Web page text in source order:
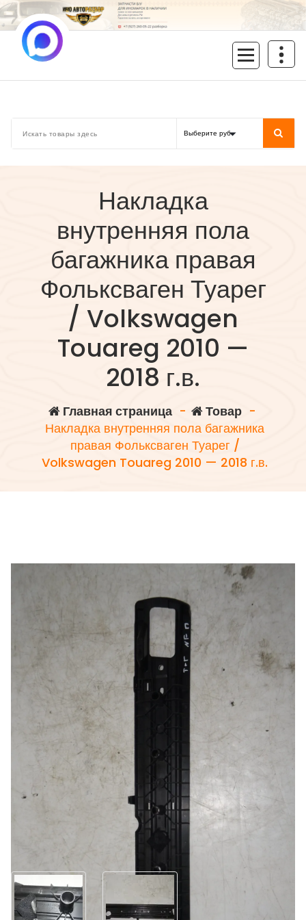
Перейти
к
содержимому
Накладка
внутренняя пола
багажника правая
Фольксваген Туарег
/ Volkswagen
Touareg 2010 —
2018 г.в.
Главная страница- Товар-
Накладка внутренняя пола багажника
правая Фольксваген Туарег /
Volkswagen Touareg 2010 — 2018 г.в.